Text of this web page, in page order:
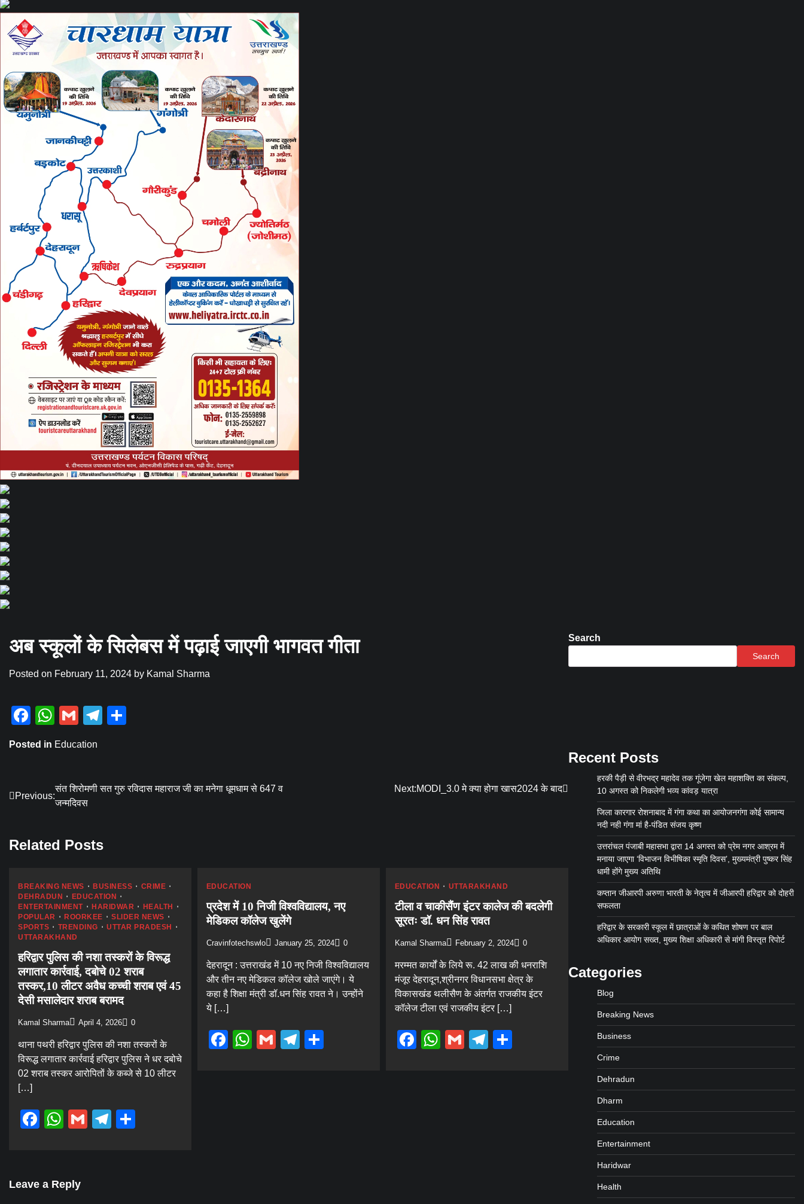
अब स्कूलों के सिलेबस में पढ़ाई जाएगी भागवत गीता
Posted on February 11, 2024 by Kamal Sharma
Facebook
WhatsApp
GmailTelegram
Posted in Education
Post
Previous:
संत शिरोमणी सत गुरु रविदास महाराज जी का मनेगा धूमधाम से 647 व
जन्मदिवस
Next:MODI_3.0 मे क्या होगा खास2024 के बाद
Related Posts
BREAKING NEWS BUSINESS
CRIME
DEHRADUN
EDUCATION
ENTERTAINMENT
HARIDWAR
HEALTH
POPULAR
ROORKEE
SLIDER NEWS
SPORTS
TRENDING
UTTAR PRADESH
UTTARAKHAND
हरिद्वार पुलिस की नशा तस्करों के विरूद्ध
लगातार कार्रवाई, दबोचे 02 शराब
तस्कर,10 लीटर अवैध कच्ची शराब एवं 45
देसी मसालेदार शराब बरामद
Kamal Sharma April 4, 2026 0
थाना पथरी हरिद्वार पुलिस की नशा तस्करों के
विरूद्ध लगातार कार्रवाई हरिद्वार पुलिस ने धर दबोचे
02 शराब तस्कर आरोपितों के कब्जे से 10 लीटर
[…]
Facebook
WhatsApp
GmailTelegram
EDUCATION
प्रदेश में 10 निजी विश्वविद्यालय, नए
मेडिकल कॉलेज खुलेंगे
Cravinfotechswlo January 25, 2024 0
देहरादून : उत्तराखंड में 10 नए निजी विश्वविद्यालय
और तीन नए मेडिकल कॉलेज खोले जाएंगे। ये
कहा है शिक्षा मंत्री डॉ.धन सिंह रावत ने। उन्होंने
ये […]
Facebook
WhatsApp
GmailTelegram
EDUCATION UTTARAKHAND
टीला व चाकीसैंण इंटर कालेज की बदलेगी
सूरतः डॉ. धन सिंह रावत
Kamal Sharma February 2, 2024 0
मरम्मत कार्यों के लिये रू. 42 लाख की धनराशि
मंजूर देहरादून,श्रीनगर विधानसभा क्षेत्र के
विकासखंड थलीसैण के अंतर्गत राजकीय इंटर
कॉलेज टीला एवं राजकीय इंटर […]
Facebook
WhatsApp
GmailTelegram
Leave a Reply
Search
Search
Recent Posts
हरकी पैड़ी से वीरभद्र महादेव तक गूंजेगा खेल महाशक्ति का संकल्प,
10 अगस्त को निकलेगी भव्य कांवड़ यात्रा
जिला कारगार रोशनाबाद में गंगा कथा का आयोजनगंगा कोई सामान्य
नदी नही गंगा मां है-पंडित संजय कृष्ण
उत्तरांचल पंजाबी महासभा द्वारा 14 अगस्त को प्रेम नगर आश्रम में
मनाया जाएगा ‘विभाजन विभीषिका स्मृति दिवस’, मुख्यमंत्री पुष्कर सिंह
धामी होंगे मुख्य अतिथि
कप्तान जीआरपी अरुणा भारती के नेतृत्व में जीआरपी हरिद्वार को दोहरी
सफलता
हरिद्वार के सरकारी स्कूल में छात्राओं के कथित शोषण पर बाल
अधिकार आयोग सख्त, मुख्य शिक्षा अधिकारी से मांगी विस्तृत रिपोर्ट
Categories
Blog
Breaking News
Business
Crime
Dehradun
Dharm
Education
Entertainment
Haridwar
Health